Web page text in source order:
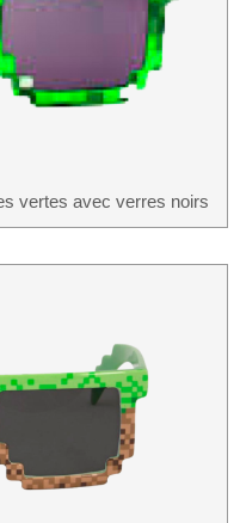
vertes avec verres noirs